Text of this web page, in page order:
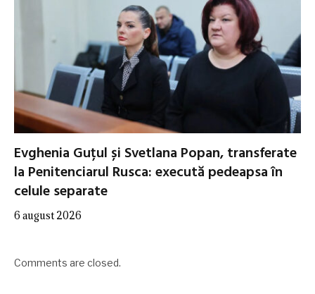
Evghenia Guțul și Svetlana Popan, transferate
la Penitenciarul Rusca: execută pedeapsa în
celule separate
6 august 2026
Comments are closed.